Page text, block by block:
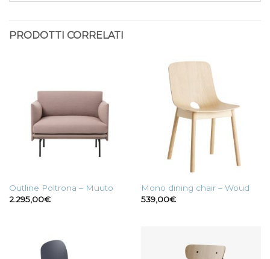
PRODOTTI CORRELATI
Outline Poltrona – Muuto
2.295,00€
Mono dining chair – Woud
539,00€